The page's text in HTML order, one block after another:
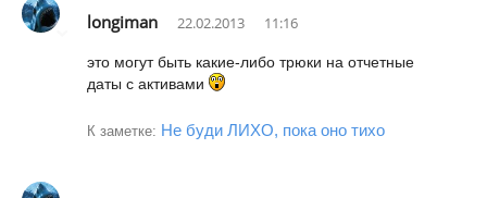
longiman 22.02.2013 11:16
это могут быть какие-либо трюки на отчетные
даты с активами
К заметке: Не буди ЛИХО, пока оно тихо